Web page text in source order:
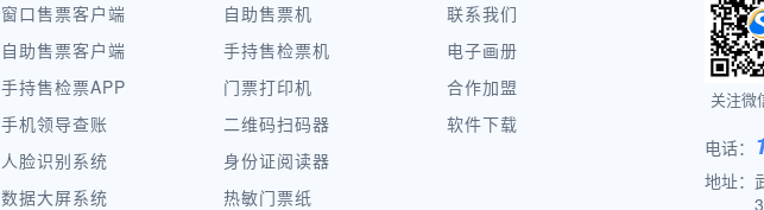
窗口售票客户端
自助售票客户端
手持售检票APP
手机领导查账
人脸识别系统
数据大屏系统
自助售票机
手持售检票机
门票打印机
二维码扫码器
身份证阅读器
热敏门票纸
联系我们
电子画册
合作加盟
软件下载
关注微
电话：
地址：
3